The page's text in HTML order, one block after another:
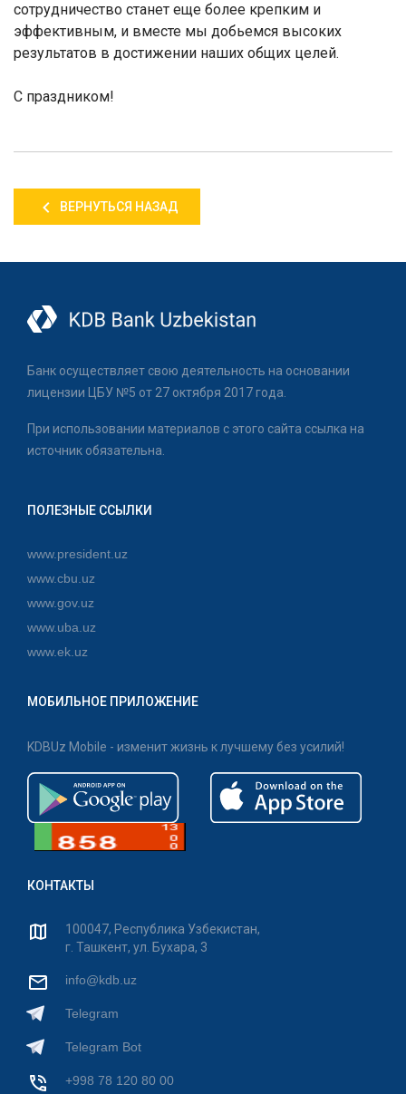
сотрудничество станет еще более крепким и
эффективным, и вместе мы добьемся высоких
результатов в достижении наших общих целей.
С праздником!
ВЕРНУТЬСЯ НАЗАД
Банк осуществляет свою деятельность на основании
лицензии ЦБУ №5 от 27 октября 2017 года.
При использовании материалов с этого сайта ссылка на
источник обязательна.
ПОЛЕЗНЫЕ ССЫЛКИ
www.president.uz
www.cbu.uz
www.gov.uz
www.uba.uz
www.ek.uz
МОБИЛЬНОЕ ПРИЛОЖЕНИЕ
KDBUz Mobile - изменит жизнь к лучшему без усилий!
КОНТАКТЫ
100047, Республика Узбекистан,
г. Ташкент, ул. Бухара, 3
info@kdb.uz
Telegram
Telegram Bot
+998 78 120 80 00